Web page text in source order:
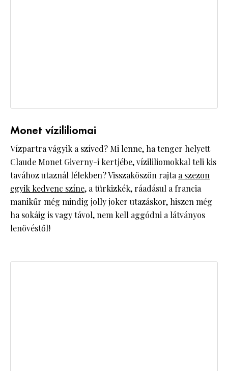
Monet vízililiomai
Vízpartra vágyik a szíved? Mi lenne, ha tenger helyett
Claude Monet Giverny-i kertjébe, vízililiomokkal teli kis
tavához utaznál lélekben? Visszaköszön rajtaa szezon
egyik kedvenc színe, a türkizkék, ráadásul a francia
manikűr még mindig jolly joker utazáskor, hiszen még
ha sokáig is vagy távol, nem kell aggódni a látványos
lenövéstől!